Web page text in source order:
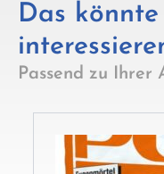
Das